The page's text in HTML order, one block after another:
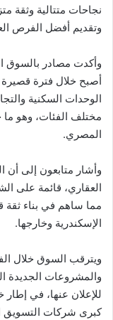
نجاحات متتالية وثقة
وتقديم أفضل الفرص
وأكدت مصادر بالسوق
أصبح خلال فترة
الوحدات السكنية
مختلف الفئات، وهو
المصري.
وأشار متابعون إلى أن
العقاري، قائمة على
مما ساهم في بناء ثقة
الإسكندرية وخارجها.
ويترقب السوق خلال
والمشروعات الجديدة
للإعلان عنها، في
كبرى شركات التسويق